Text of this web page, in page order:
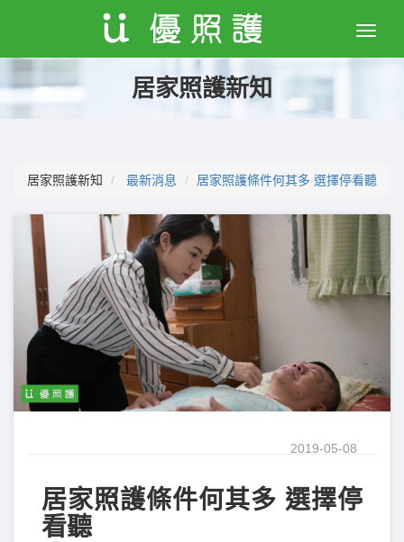
Toggle
居家照護新知
居家照護新知 最新消息 居家照護條件何其多 選擇停看聽
2019-05-08
居家照護條件何其多 選擇停
看聽